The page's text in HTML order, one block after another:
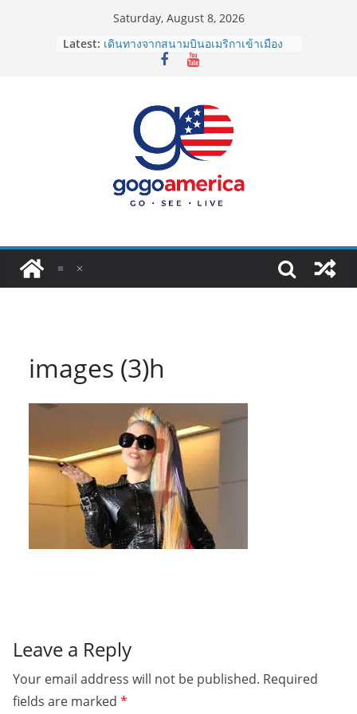
Saturday, August 8, 2026
Latest: เดินทางจากสนามบินอเมริกาเข้าเมือง
2026: LAX, JFK, SFO ไปยังไงดี?
ประเทศต้องรู้
ซิมการ์ดอเมริกา 2026: ใช้ยี่ห้อไหนดี
ที่สุด? เปรียบเทียบครบจบในบทความ
โอนเงินจากอเมริกากลับไทย ใช้วิธีไหน
ประหยัดและคุ้มที่สุดในปี 2026?
VPN สำหรับใช้ในอเมริกา 2026: ตัว
images (3)h
Leave a Reply
Your email address will not be published. Required
fields are marked *